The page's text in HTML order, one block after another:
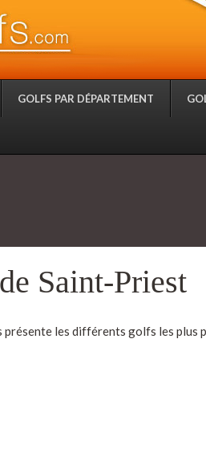
GOLFS PAR DÉPARTEMENT
Saint-Priest
les différents golfs les